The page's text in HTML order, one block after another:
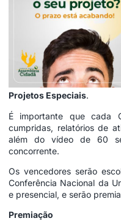
Projetos Especiais.
É importante que cada
cumpridas, relatórios de
além do vídeo de 60
concorrente.
Os vencedores serão
Conferência Nacional da
e presencial, e serão
Premiação